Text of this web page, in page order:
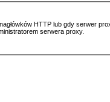
HTTP lub gdy serwer
serwera proxy.